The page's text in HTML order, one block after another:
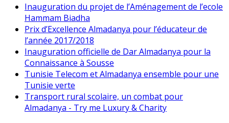
Inauguration du projet de l’Aménagement de l’ecole
Hammam Biadha
Prix d’Excellence Almadanya pour l’éducateur de
l’année 2017/2018
Inauguration officielle de Dar Almadanya pour la
Connaissance à Sousse
Tunisie Telecom et Almadanya ensemble pour une
Tunisie verte
Transport rural scolaire, un combat pour
Almadanya - Try me Luxury & Charity